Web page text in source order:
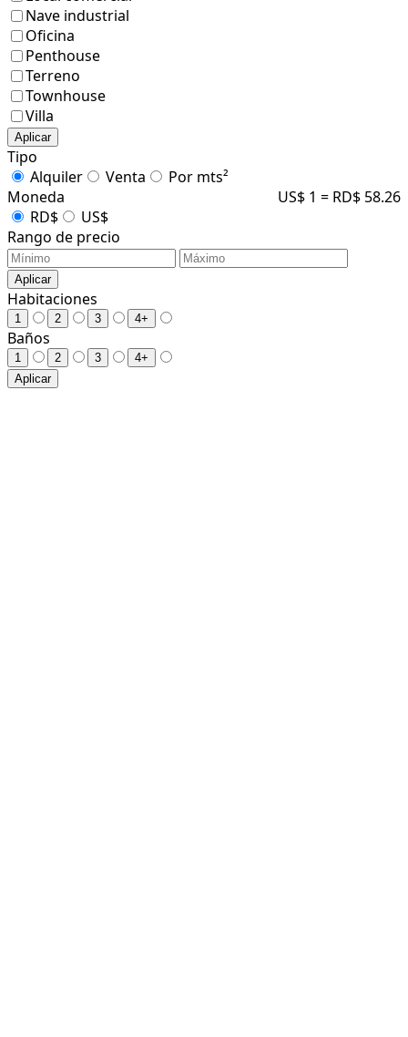
Nave industrial
Oficina
Penthouse
Terreno
Townhouse
Villa
Aplicar
Tipo
Alquiler
Venta
Por mts²
Moneda
US$ 1 = RD$ 58.26
RD$
US$
Rango de precio
Aplicar
Habitaciones
1 2 3 4+
Baños
1 2 3
4+
Aplicar